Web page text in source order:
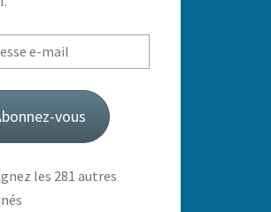
vous
les 281 autres